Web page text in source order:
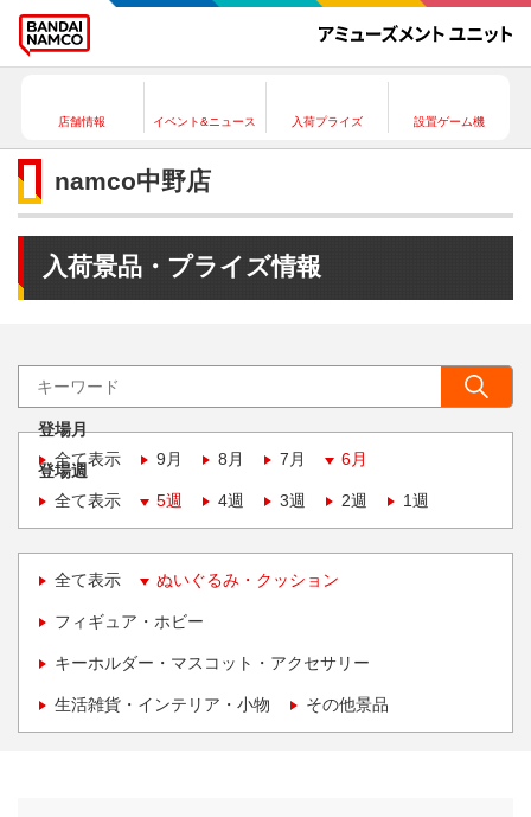
店舗情報 イベント&ニュース 入荷プライズ 設置ゲーム機
namco中野店
入荷景品・プライズ情報
登場月
全て表示
9月 8月 7月 6月
登場週
全て表示
5週 4週 3週 2週 1週
全て表示 ぬいぐるみ・クッション
フィギュア・ホビー
キーホルダー・マスコット・アクセサリー
生活雑貨・インテリア・小物 その他景品